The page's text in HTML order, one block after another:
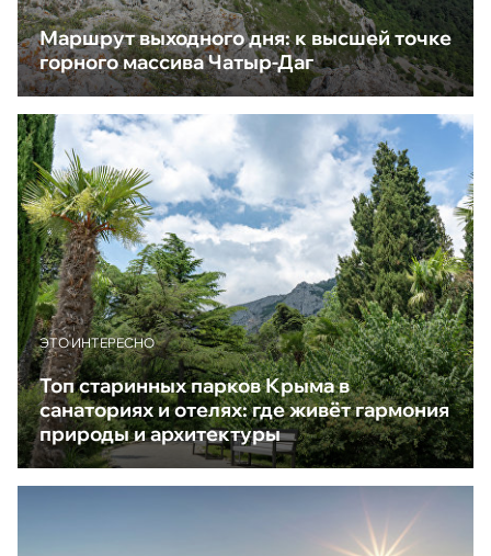
Маршрут выходного дня: к высшей точке
горного массива Чатыр-Даг
ЭТО ИНТЕРЕСНО
Топ старинных парков Крыма в
санаториях и отелях: где живёт гармония
природы и архитектуры